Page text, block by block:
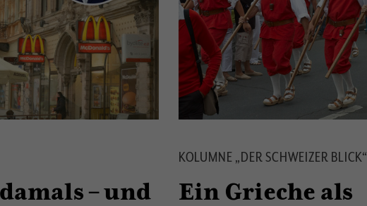
– und
KOLUMNE „DER SCHWEIZER BLICK“
Ein Grieche als